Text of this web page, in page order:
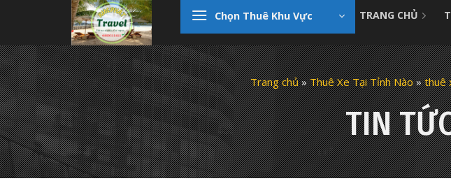
content
Chọn Thuê Khu Vực TRANG CHỦ
Trang chủ»Thuê Xe Tại Tỉnh Nào»thuê
TIN